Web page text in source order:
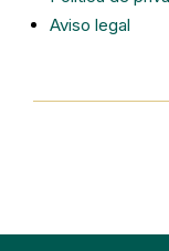
Aviso legal